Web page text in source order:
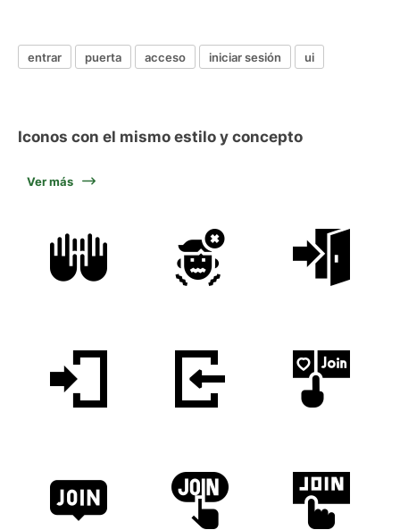
entrar puerta acceso iniciar sesión ui
Iconos con el mismo estilo y concepto
Ver más